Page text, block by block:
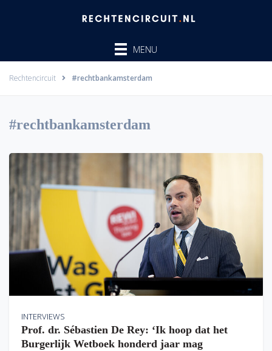
MENU
Rechtencircuit #rechtbankamsterdam
#rechtbankamsterdam
INTERVIEWS
Prof. dr. Sébastien De Rey: ‘Ik hoop dat het
Burgerlijk Wetboek honderd jaar mag